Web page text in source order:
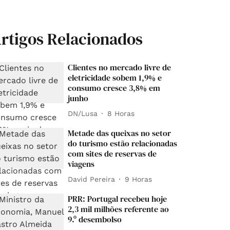
Relacionados
Clientes no mercado livre de
eletricidade sobem 1,9% e
consumo cresce 3,8% em
junho
DN/Lusa 8 Horas
Metade das queixas no setor
do turismo estão relacionadas
com sites de reservas de
viagens
David Pereira 9 Horas
PRR: Portugal recebeu hoje
2,3 mil milhões referente ao
9.º desembolso